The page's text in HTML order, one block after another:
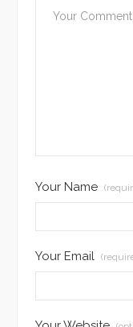
Your Name
Your Email